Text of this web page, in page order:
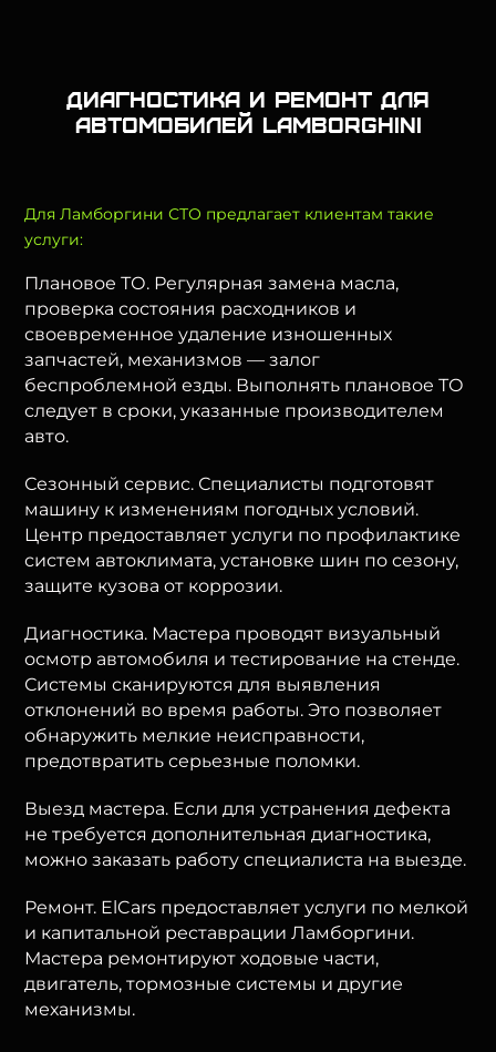
Диагностика и ремонт для
автомобилей Lamborghini
Для Ламборгини СТО предлагает клиентам такие
услуги:
Плановое ТО. Регулярная замена масла,
проверка состояния расходников и
своевременное удаление изношенных
запчастей, механизмов — залог
беспроблемной езды. Выполнять плановое ТО
следует в сроки, указанные производителем
авто.
Сезонный сервис. Специалисты подготовят
машину к изменениям погодных условий.
Центр предоставляет услуги по профилактике
систем автоклимата, установке шин по сезону,
защите кузова от коррозии.
Диагностика. Мастера проводят визуальный
осмотр автомобиля и тестирование на стенде.
Системы сканируются для выявления
отклонений во время работы. Это позволяет
обнаружить мелкие неисправности,
предотвратить серьезные поломки.
Выезд мастера. Если для устранения дефекта
не требуется дополнительная диагностика,
можно заказать работу специалиста на выезде.
Ремонт. ElCars предоставляет услуги по мелкой
и капитальной реставрации Ламборгини.
Мастера ремонтируют ходовые части,
двигатель, тормозные системы и другие
механизмы.